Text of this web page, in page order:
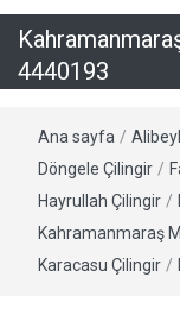
4440193
Ana sayfa /
Döngele Çilingir /
Hayrullah Çilingir /
Kahramanmaraş
Karacasu Çilingir /